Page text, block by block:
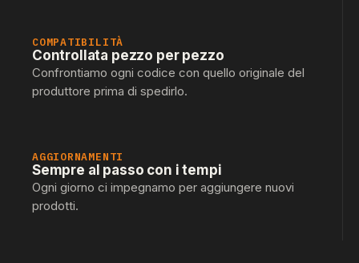
COMPATIBILITÀ
Controllata pezzo per pezzo
Confrontiamo ogni codice con quello originale del
produttore prima di spedirlo.
AGGIORNAMENTI
Sempre al passo con i tempi
Ogni giorno ci impegnamo per aggiungere nuovi
prodotti.